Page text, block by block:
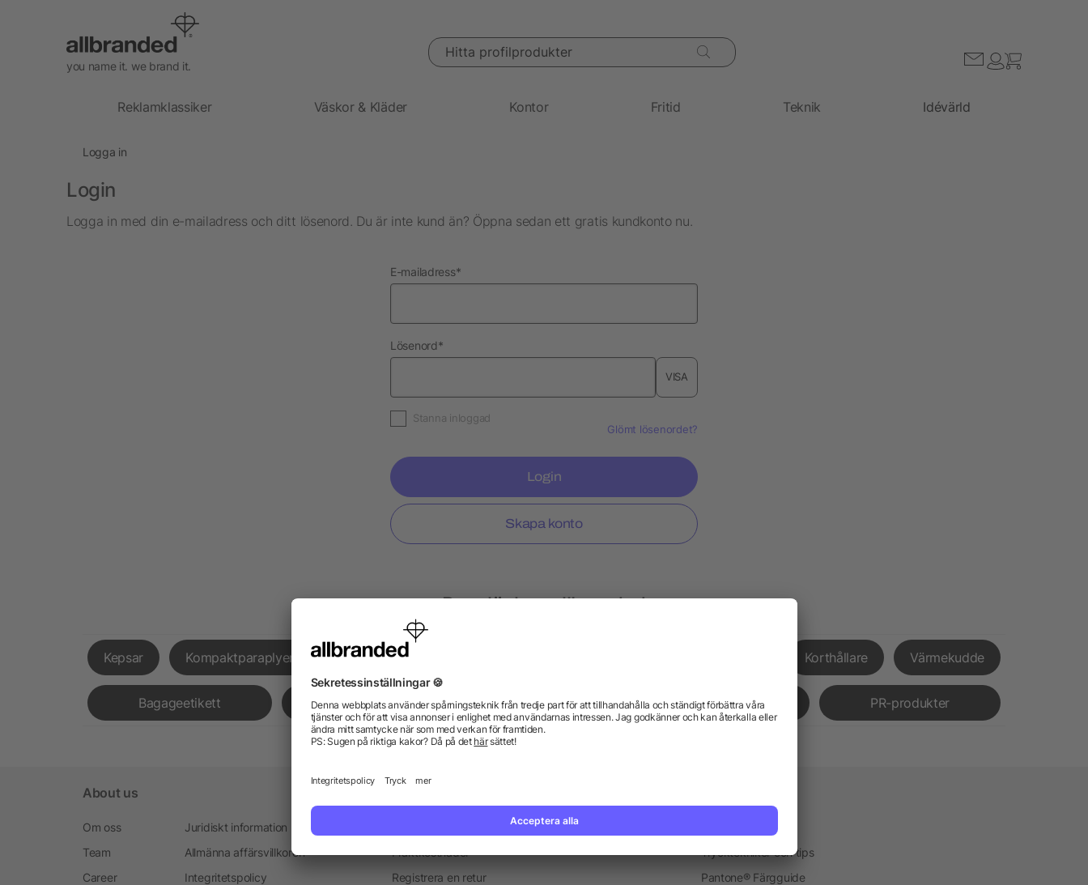
you name it. we brand it.
Hitta profilprodukter
Reklamklassiker Väskor & Kläder Kontor Fritid Teknik Idévärld
Logga in
Login
Logga in med din e-mailadress och ditt lösenord. Du är inte kund än? Öppna sedan ett gratis kundkonto nu.
E-mailadressnödvändig
*
Lösenordnödvändig
*
VISA
Stanna inloggad
Glömt lösenordet?
Login
Skapa konto
Populär hos allbranded
Kepsar Kompaktparaplyer Ficklampor Korthållare Värmekudde
Bagageetikett Hörlurar Slazenger Expressleverans PR-produkter
About us
Om oss
Team
Career
Juridiskt information
Allmänna affärsvillkoren
Integritetspolicy
Fraktkostnader
Registrera en retur
Blogg
Trycktekniker och tips
Pantone® Färgguide